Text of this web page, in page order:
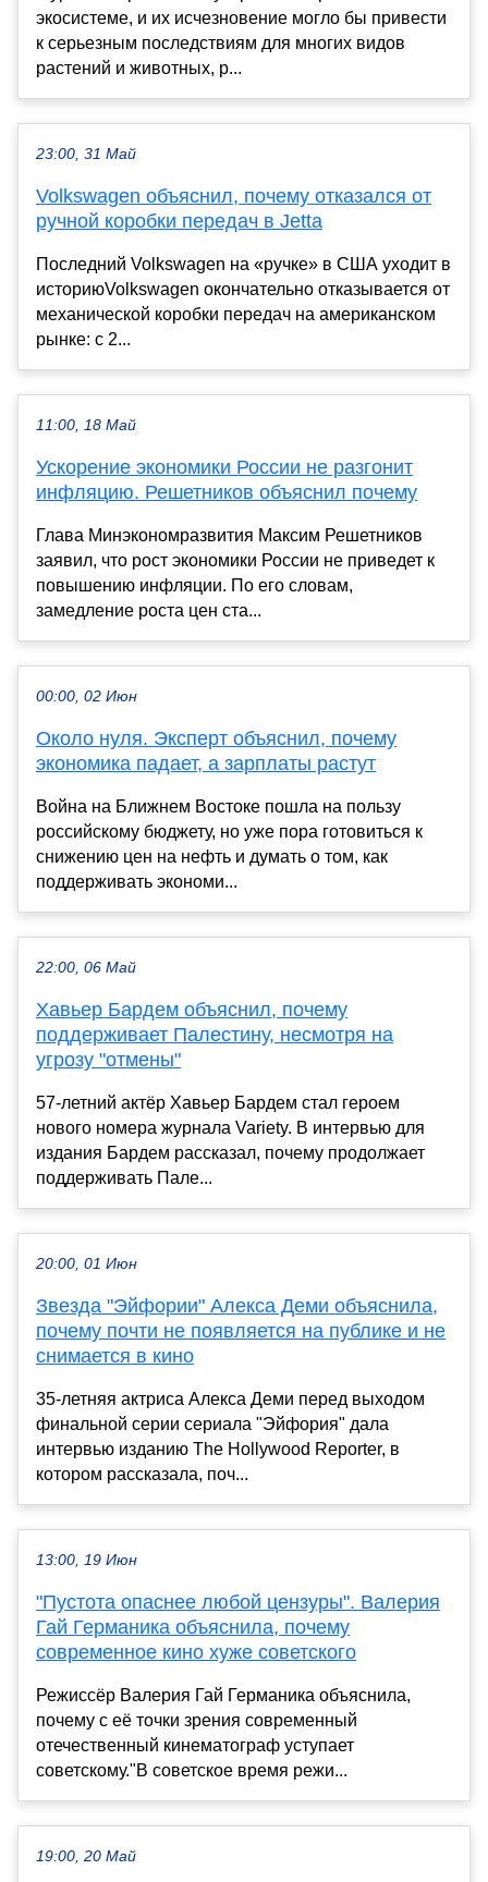
экосистеме, и их исчезновение могло бы привести
к серьезным последствиям для многих видов
растений и животных, р...
23:00, 31 Май
Volkswagen объяснил, почему отказался от
ручной коробки передач в Jetta
Последний Volkswagen на «ручке» в США уходит в
историюVolkswagen окончательно отказывается от
механической коробки передач на американском
рынке: с 2...
11:00, 18 Май
Ускорение экономики России не разгонит
инфляцию. Решетников объяснил почему
Глава Минэкономразвития Максим Решетников
заявил, что рост экономики России не приведет к
повышению инфляции. По его словам,
замедление роста цен ста...
00:00, 02 Июн
Около нуля. Эксперт объяснил, почему
экономика падает, а зарплаты растут
Война на Ближнем Востоке пошла на пользу
российскому бюджету, но уже пора готовиться к
снижению цен на нефть и думать о том, как
поддерживать экономи...
22:00, 06 Май
Хавьер Бардем объяснил, почему
поддерживает Палестину, несмотря на
угрозу "отмены"
57-летний актёр Хавьер Бардем стал героем
нового номера журнала Variety. В интервью для
издания Бардем рассказал, почему продолжает
поддерживать Пале...
20:00, 01 Июн
Звезда "Эйфории" Алекса Деми объяснила,
почему почти не появляется на публике и не
снимается в кино
35-летняя актриса Алекса Деми перед выходом
финальной серии сериала "Эйфория" дала
интервью изданию The Hollywood Reporter, в
котором рассказала, поч...
13:00, 19 Июн
"Пустота опаснее любой цензуры". Валерия
Гай Германика объяснила, почему
современное кино хуже советского
Режиссёр Валерия Гай Германика объяснила,
почему с её точки зрения современный
отечественный кинематограф уступает
советскому."В советское время режи...
19:00, 20 Май